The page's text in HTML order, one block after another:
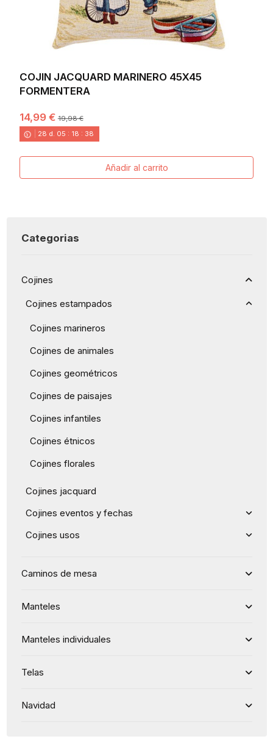
COJIN JACQUARD MARINERO 45X45
FORMENTERA
14,99 €19,98 €
28 d. 05 : 18 : 38
Añadir al carrito
Categorias
Cojines
Cojines estampados
Cojines marineros
Cojines de animales
Cojines geométricos
Cojines de paisajes
Cojines infantiles
Cojines étnicos
Cojines florales
Cojines jacquard
Cojines eventos y fechas
Cojines usos
Caminos de mesa
Manteles
Manteles individuales
Telas
Navidad